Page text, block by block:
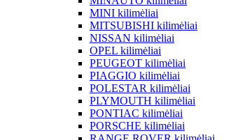
MINI kilimėliai
MITSUBISHI kilimėliai
NISSAN kilimėliai
OPEL kilimėliai
PEUGEOT kilimėliai
PIAGGIO kilimėliai
POLESTAR kilimėliai
PLYMOUTH kilimėliai
PONTIAC kilimėliai
PORSCHE kilimėliai